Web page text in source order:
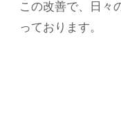
この改善で、日々
っております。